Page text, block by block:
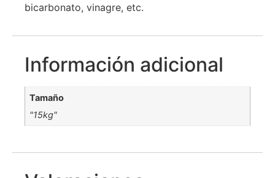
bicarbonato, vinagre, etc.
Información adicional
Tamaño
"15kg"